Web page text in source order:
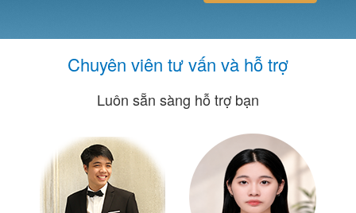
Chuyên viên tư vấn và hỗ trợ
Luôn sẵn sàng hỗ trợ bạn